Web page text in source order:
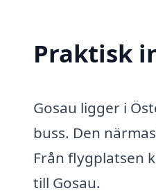
Praktisk
Gosau ligger i
buss. Den
Från flygplatsen
till Gosau.